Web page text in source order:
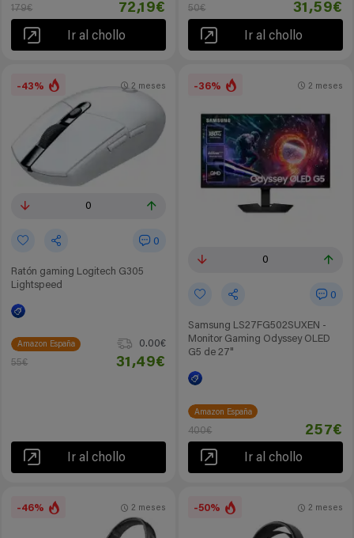
179€
72,19€
Ir al chollo
50€
31,59€
Ir al chollo
-43%
0
0
Ratón gaming Logitech G305
Lightspeed
2 meses
Amazon España
0.00€
55€
31,49€
Ir al chollo
-36%
0
0
Samsung LS27FG502SUXEN -
Monitor Gaming Odyssey OLED
G5 de 27"
2 meses
Amazon España
400€ 257€
Ir al chollo
-46% 2 meses -50% 2 meses